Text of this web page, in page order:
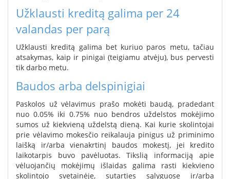
Užklausti kreditą galima per 24
valandas per parą
Užklausti kreditą galima bet kuriuo paros metu, tačiau
atsakymas, kaip ir pinigai (teigiamu atvėju), bus pervesti
tik darbo metu.
Baudos arba delspinigiai
Paskolos už vėlavimus prašo mokėti baudą, pradedant
nuo 0.05% iki 0.75% nuo bendros uždelstos mokėjimo
sumos už kiekvieną uždelstą dieną. Kai kurie skolintojai
prie vėlavimo mokesčio reikalauja pinigus už priminimo
laišką ir/arba vienakrtinį baudos mokestį, jei kredito
laikotarpis buvo pavėluotas. Tikslią informaciją apie
vėluojančių mokėjimų išlaidas galima rasti kiekvieno
skolintojo svetainėje, sutarties sąlyguose ir/arba